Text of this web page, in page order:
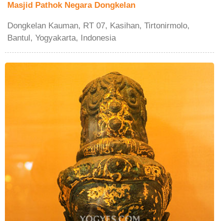
Masjid Pathok Negara Dongkelan
Dongkelan Kauman, RT 07, Kasihan, Tirtonirmolo,
Bantul, Yogyakarta, Indonesia